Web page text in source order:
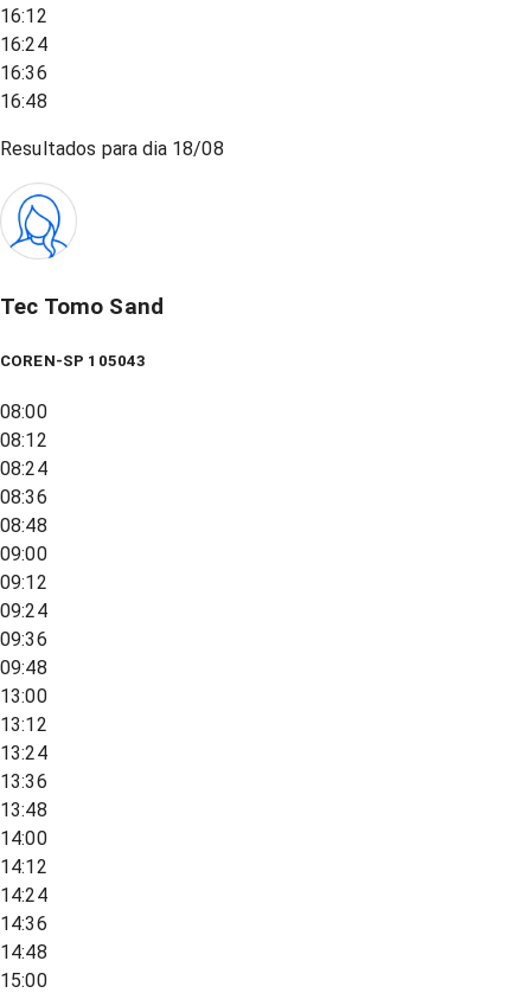
16:12
16:24
16:36
16:48
Resultados para dia 18/08
Tec Tomo Sand
COREN-SP 105043
08:00
08:12
08:24
08:36
08:48
09:00
09:12
09:24
09:36
09:48
13:00
13:12
13:24
13:36
13:48
14:00
14:12
14:24
14:36
14:48
15:00